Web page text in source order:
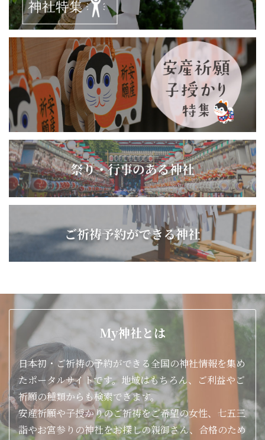
My神社とは
日本初・ご祈祷の予約ができる全国の神社情報を集め
たポータルサイトです。地域はもちろん、ご利益やご
祈願の種類からも検索できます。
安産祈願や子授かりのご祈祷をご希望の女性、七五三
詣やお宮参りの神社をお探しの親御さん、合格のため